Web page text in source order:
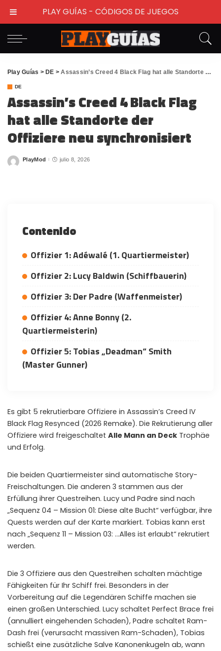
WHY JOIN THE CHANNEL?
▲ COLLAPSE
100% FREE to join
No subscription, no credit card required — ever
Limited-time game codes
Temporary download keys — grab them fast, they expire
Steam Games Giveaways
Global contests to win full Steam games & gift cards
Zero Ads • Zero Spam
Play Guías > DE >Assassin’s Creed 4 Black Flag hat alle Standorte der Offiziere neu synchronisiert
DE
Assassin’s Creed 4 Black Flag
hat alle Standorte der
Offiziere neu synchronisiert
Posted
PlayMod julio 8, 2026
Contenido
Offizier 1: Adéwalé (1. Quartiermeister)
Offizier 2: Lucy Baldwin (Schiffbauerin)
Offizier 3: Der Padre (Waffenmeister)
Offizier 4: Anne Bonny (2.
Quartiermeisterin)
Offizier 5: Tobias „Deadman“ Smith
(Master Gunner)
Es gibt 5 rekrutierbare Offiziere in Assassin’s Creed IV
Black Flag Resynced (2026 Remake). Die Rekrutierung aller
Offiziere wird freigeschaltet Alle Mann an Deck Trophäe
und Erfolg.
Die beiden Quartiermeister sind automatische Story-
Freischaltungen. Die anderen 3 stammen aus der
Erfüllung ihrer Questreihen. Lucy und Padre sind nach
„Sequenz 04 – Mission 01: Diese alte Bucht“ verfügbar, ihre
Quests werden auf der Karte markiert. Tobias kann erst
nach „Sequenz 11 – Mission 03: …Alles ist erlaubt“ rekrutiert
werden.
Die 3 Offiziere aus den Questreihen schalten mächtige
Fähigkeiten für Ihr Schiff frei. Besonders in der
Vorbereitung auf die Legendären Schiffe machen sie
einen großen Unterschied. Lucy schaltet Perfect Brace frei
(annulliert eingehenden Schaden), Padre schaltet Ram-
Dash frei (verursacht massiven Ram-Schaden), Tobias
schießt eine zusätzliche Salve Kanonenkugeln ab, wann
PLAY GUÍAS - CÓDIGOS DE JUEGOS